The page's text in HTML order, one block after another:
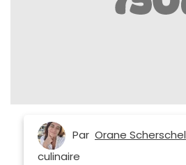
Par Orane Scherschel
culinaire